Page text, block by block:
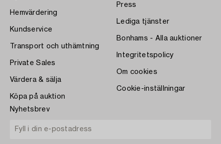
Hemvärdering
Kundservice
Transport och uthämtning
Private Sales
Värdera & sälja
Köpa på auktion
Press
Lediga tjänster
Bonhams - Alla auktioner
Integritetspolicy
Om cookies
Cookie-inställningar
Nyhetsbrev